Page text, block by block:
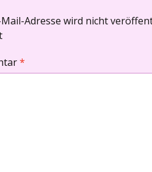
Mail-Adresse wird nicht
*